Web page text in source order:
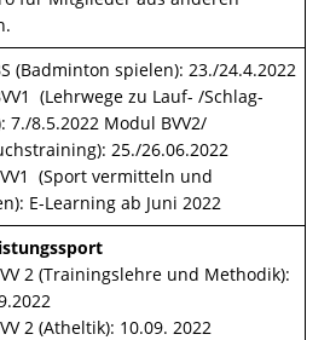
(Badminton spielen): 23./24.4.2022
(Lehrwege zu Lauf- /Schlag-
7./8.5.2022 Modul BVV2/
25./26.06.2022
(Sport vermitteln und
E-Learning ab Juni 2022
2 (Trainingslehre und Methodik):
2 (Atheltik): 10.09. 2022